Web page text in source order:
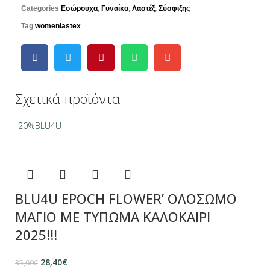
Categories Εσώρουχα, Γυναίκα, Λαστέξ, Σύσφιξης
Tag womenlastex
Σχετικά προϊόντα
-20%BLU4U
BLU4U EPOCH FLOWER’ ΟΛΟΣΩΜΟ
ΜΑΓΙΟ ΜΕ ΤΥΠΩΜΑ ΚΑΛΟΚΑΙΡΙ
2025!!!
35,60€ 28,40€